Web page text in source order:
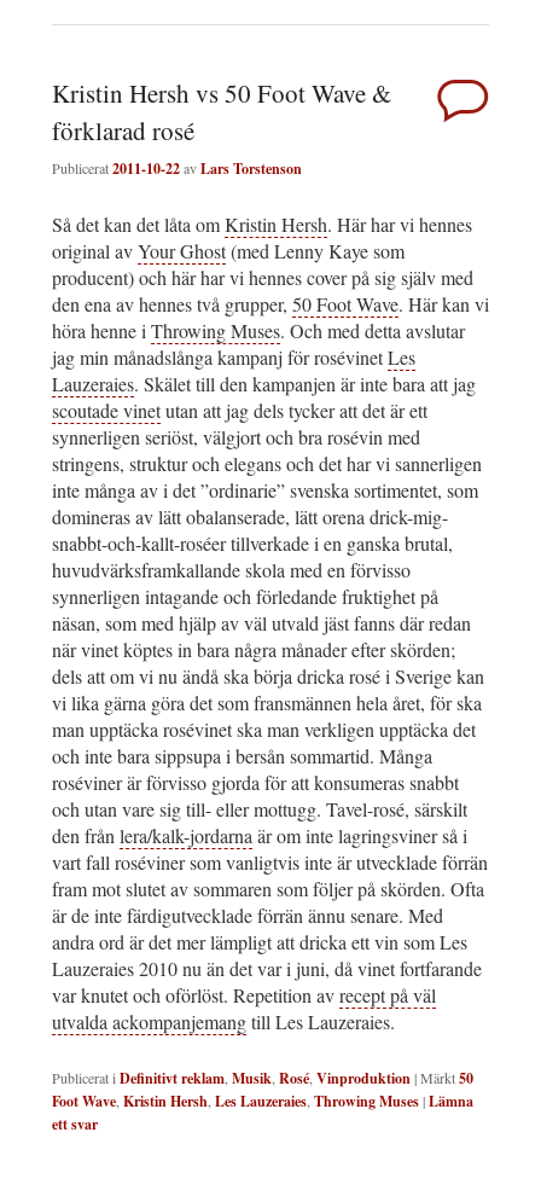
Kristin Hersh vs 50 Foot Wave &
förklarad rosé
Publicerat2011-10-22avLars Torstenson
Så det kan det låta omKristin Hersh. Här har vi hennes
original avYour Ghost(med Lenny Kaye som
producent) och här har vi hennes cover på sig själv med
den ena av hennes två grupper, 50 Foot Wave. Här kan vi
höra henne i Throwing Muses. Och med detta avslutar
jag min månadslånga kampanj för rosévinetLes
Lauzeraies. Skälet till den kampanjen är inte bara att jag
scoutade vinetutan att jag dels tycker att det är ett
synnerligen seriöst, välgjort och bra rosévin med
stringens, struktur och elegans och det har vi sannerligen
inte många av i det ”ordinarie” svenska sortimentet, som
domineras av lätt obalanserade, lätt orena drick-mig-
snabbt-och-kallt-roséer tillverkade i en ganska brutal,
huvudvärksframkallande skola med en förvisso
synnerligen intagande och förledande fruktighet på
näsan, som med hjälp av väl utvald jäst fanns där redan
när vinet köptes in bara några månader efter skörden;
dels att om vi nu ändå ska börja dricka rosé i Sverige kan
vi lika gärna göra det som fransmännen hela året, för ska
man upptäcka rosévinet ska man verkligen upptäcka det
och inte bara sippsupa i bersån sommartid. Många
roséviner är förvisso gjorda för att konsumeras snabbt
och utan vare sig till- eller mottugg. Tavel-rosé, särskilt
den från lera/kalk-jordarna är om inte lagringsviner så i
vart fall roséviner som vanligtvis inte är utvecklade förrän
fram mot slutet av sommaren som följer på skörden. Ofta
är de inte färdigutvecklade förrän ännu senare. Med
andra ord är det mer lämpligt att dricka ett vin som Les
Lauzeraies 2010 nu än det var i juni, då vinet fortfarande
var knutet och oförlöst. Repetition avrecept på väl
utvalda ackompanjemangtill Les Lauzeraies.
Publicerat i Definitivt reklam Musik Rosé Vinproduktion|Märkt50
Foot Wave Kristin Hersh Les Lauzeraies Throwing Muses|Lämna
ett svar